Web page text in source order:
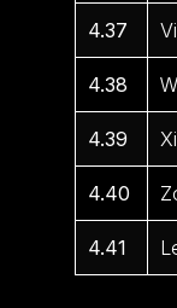
4.37
4.38
4.39
4.40
4.41